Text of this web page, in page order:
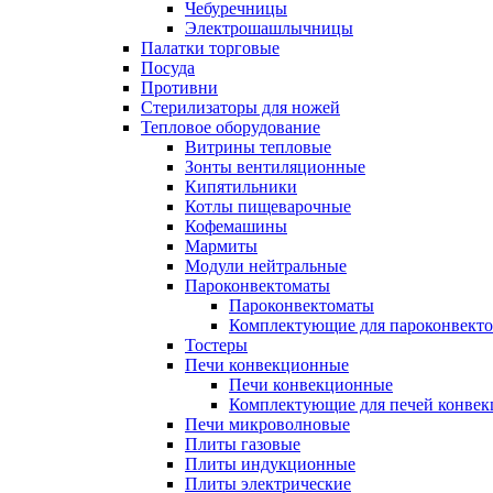
Чебуречницы
Электрошашлычницы
Палатки торговые
Посуда
Противни
Стерилизаторы для ножей
Тепловое оборудование
Витрины тепловые
Зонты вентиляционные
Кипятильники
Котлы пищеварочные
Кофемашины
Мармиты
Модули нейтральные
Пароконвектоматы
Пароконвектоматы
Комплектующие для
Тостеры
Печи конвекционные
Печи конвекционные
Комплектующие для печей
Печи микроволновые
Плиты газовые
Плиты индукционные
Плиты электрические